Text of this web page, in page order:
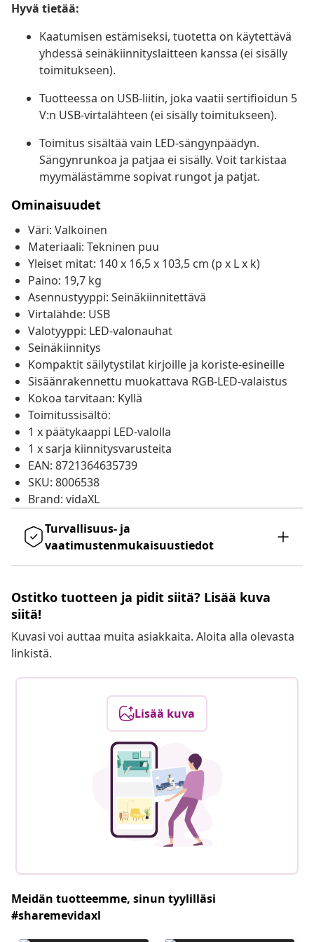
Hyvä tietää:
Kaatumisen estämiseksi, tuotetta on käytettävä
yhdessä seinäkiinnityslaitteen kanssa (ei sisälly
toimitukseen).
Tuotteessa on USB-liitin, joka vaatii sertifioidun 5
V:n USB-virtalähteen (ei sisälly toimitukseen).
Toimitus sisältää vain LED-sängynpäädyn.
Sängynrunkoa ja patjaa ei sisälly. Voit tarkistaa
myymälästämme sopivat rungot ja patjat.
Ominaisuudet
Väri: Valkoinen
Materiaali: Tekninen puu
Yleiset mitat: 140 x 16,5 x 103,5 cm (p x L x k)
Paino: 19,7 kg
Asennustyyppi: Seinäkiinnitettävä
Virtalähde: USB
Valotyyppi: LED-valonauhat
Seinäkiinnitys
Kompaktit säilytystilat kirjoille ja koriste-esineille
Sisäänrakennettu muokattava RGB-LED-valaistus
Kokoa tarvitaan: Kyllä
Toimitussisältö:
1 x päätykaappi LED-valolla
1 x sarja kiinnitysvarusteita
EAN: 8721364635739
SKU: 8006538
Brand: vidaXL
Turvallisuus- ja
vaatimustenmukaisuustiedot
Ostitko tuotteen ja pidit siitä? Lisää kuva
siitä!
Kuvasi voi auttaa muita asiakkaita. Aloita alla olevasta
linkistä.
Lisää kuva
Meidän tuotteemme, sinun tyylilläsi
#sharemevidaxl